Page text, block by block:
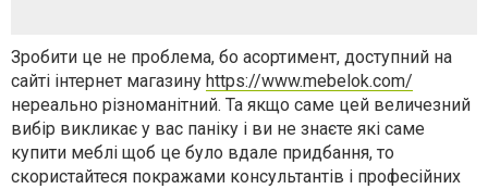
Зробити це не проблема, бо асортимент, доступний на
сайті інтернет магазину https://www.mebelok.com/
нереально різноманітний. Та якщо саме цей величезний
вибір викликає у вас паніку і ви не знаєте які саме
купити меблі щоб це було вдале придбання, то
скористайтеся покражами консультантів і професійних